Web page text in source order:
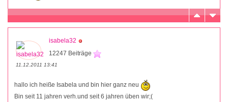
isabela32
12247 Beiträge
11.12.2011 13:41
hallo ich heiße Isabela und bin hier ganz neu
Bin seit 11 jahren verh.und seit 6 jahren üben wir;(